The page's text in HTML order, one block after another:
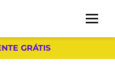
GRÁTIS